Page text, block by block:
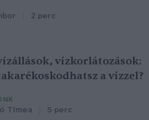
2 perc
vízkorlátozások:
a vízzel?
Tímea 5 perc